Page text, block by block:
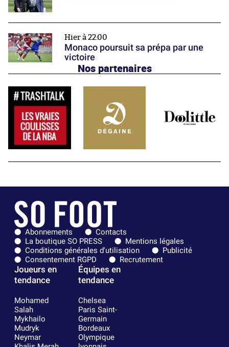
Hier à 22:00
Monaco poursuit sa prépa par une
victoire
Nos partenaires
Abonnements
Contacts
La boutique SO PRESS
Mentions légales
Conditions générales d'utilisation
Publicité
Consentement RGPD
Recrutement
Joueurs en
tendance
Mohamed
Salah
Mykhailo
Mudryk
Neymar
Équipes en
tendance
Chelsea
Paris Saint-
Germain
Bordeaux
Olympique